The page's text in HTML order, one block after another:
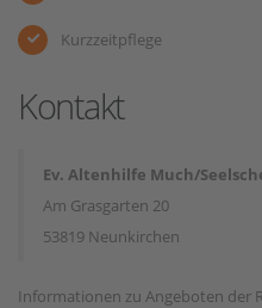
Kurzzeitpflege
Kontakt
Ev. Altenhilfe Much/
Am Grasgarten 20
53819 Neunkirchen
Informationen zu Angeboten der